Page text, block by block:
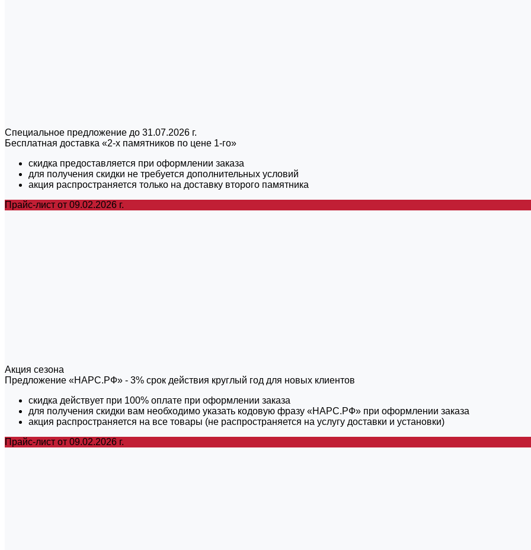
Специальное предложение до 31.07.2026 г.
Бесплатная доставка «2-х памятников по цене 1-го»
скидка предоставляется при оформлении заказа
для получения скидки не требуется дополнительных условий
акция распространяется только на доставку второго памятника
Прайс-лист от 09.02.2026 г.
Акция сезона
Предложение «НАРС.РФ» - 3% срок действия круглый год для новых клиентов
скидка действует при 100% оплате при оформлении заказа
для получения скидки вам необходимо указать кодовую фразу «НАРС.РФ» при оформлении заказа
акция распространяется на все товары (не распространяется на услугу доставки и установки)
Прайс-лист от 09.02.2026 г.